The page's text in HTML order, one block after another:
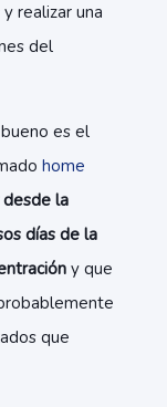
realizar una
del
es el
home
la
días de la
y que
que